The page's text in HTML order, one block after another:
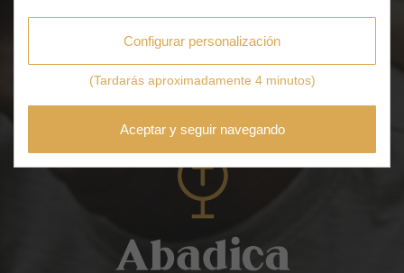
Abadica no es solo una tienda
cervecero
Configurar personalización
(Tardarás aproximadamente 4 minutos)
Aceptar y seguir navegando